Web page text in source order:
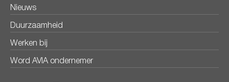
Nieuws
Duurzaamheid
Werken bij
Word AVIA ondernemer